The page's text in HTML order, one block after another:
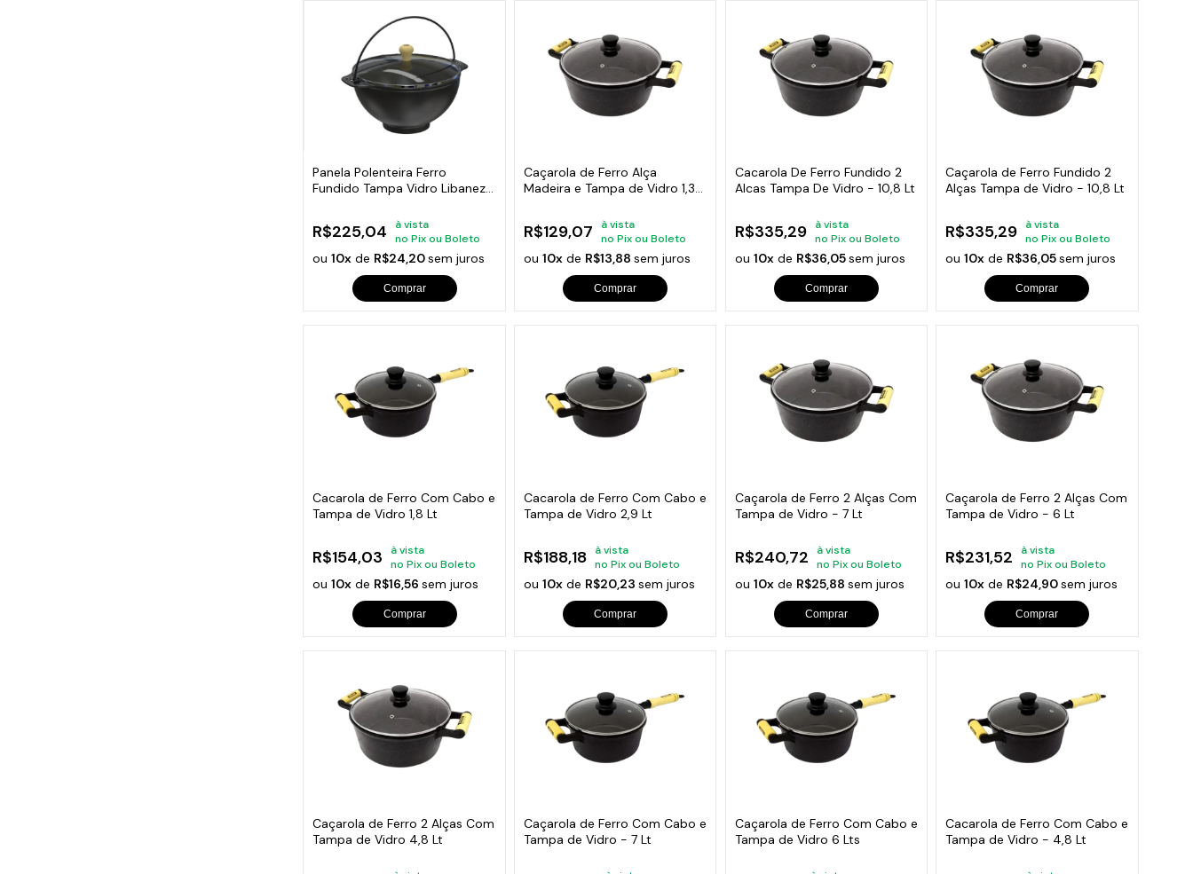
Panela Polenteira Ferro
Fundido Tampa Vidro Libaneza
R$225,04
à vista
no Pix ou Boleto
ou10x de R$24,20sem juros
Comprar
Caçarola de Ferro Alça
Madeira e Tampa de Vidro 1,3
R$129,07
à vista
no Pix ou Boleto
ou10x de R$13,88sem juros
Comprar
Cacarola De Ferro Fundido 2
Alcas Tampa De Vidro - 10,8 Lt
R$335,29
à vista
no Pix ou Boleto
ou 10xde R$36,05sem juros
Comprar
Caçarola de Ferro Fundido 2
Alças Tampa de Vidro - 10,8 Lt
R$335,29
à vista
no Pix ou Boleto
ou10x de R$36,05sem juros
Comprar
Cacarola de Ferro Com Cabo e
Tampa de Vidro 1,8 Lt
R$154,03
à vista
no Pix ou Boleto
ou10x de R$16,56sem juros
Comprar
Cacarola de Ferro Com Cabo e
Tampa de Vidro 2,9 Lt
R$188,18
à vista
no Pix ou Boleto
ou10x de R$20,23sem juros
Comprar
Caçarola de Ferro 2 Alças Com
Tampa de Vidro - 7 Lt
R$240,72
à vista
no Pix ou Boleto
ou 10xde R$25,88 sem juros
Comprar
Caçarola de Ferro 2 Alças Com
Tampa de Vidro - 6 Lt
R$231,52
à vista
no Pix ou Boleto
ou10x de R$24,90sem juros
Comprar
Caçarola de Ferro 2 Alças Com
Tampa de Vidro 4,8 Lt
Caçarola de Ferro Com Cabo e
Tampa de Vidro - 7 Lt
Caçarola de Ferro Com Cabo e
Tampa de Vidro 6 Lts
Cacarola de Ferro Com Cabo e
Tampa de Vidro - 4,8 Lt